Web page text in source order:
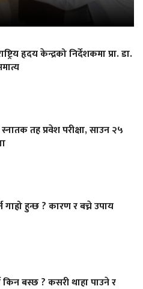
हृदय केन्द्रको निर्देशकमा प्रा. डा.
तह प्रवेश परीक्षा, साउन २५
गाह्रो हुन्छ ? कारण र बच्ने उपाय
किन बस्छ ? कसरी थाहा पाउने र